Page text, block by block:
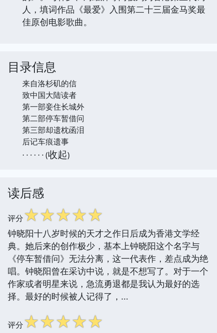
人，填词作品《最爱》入围第二十三届金马奖最
佳原创电影歌曲。
目录信息
来自洛杉矶的信
致中国大陆读者
第一部妾住长城外
第二部停车暂借问
第三部却遗枕函泪
后记车痕遗事
· · · · · · (收起)
读后感
评分☆☆☆☆☆
钟晓阳十八岁时候的天才之作日后成为香港文学经
典。她后来的创作极少，基本上钟晓阳这个名字与
《停车暂借问》无法分离，这一代表作，差点成为绝
唱。钟晓阳曾在采访中说，就是不想写了。对于一个
作家或者明星来说，急流勇退都是我认为最好的选
择。最好的时候被人记得了，...
评分☆☆☆☆☆